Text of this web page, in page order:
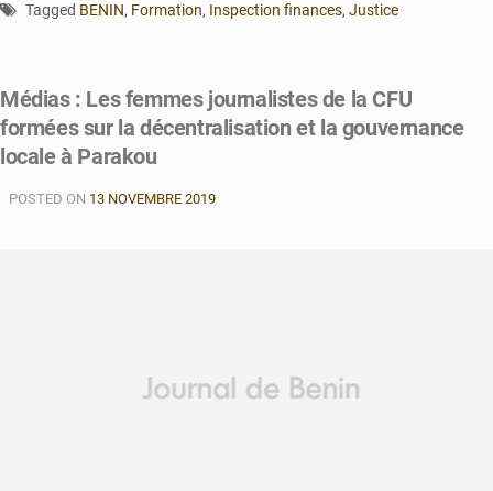
Tagged BENIN, Formation, Inspection finances, Justice
Médias : Les femmes journalistes de la CFU
formées sur la décentralisation et la gouvernance
locale à Parakou
POSTED ON 13 NOVEMBRE 2019